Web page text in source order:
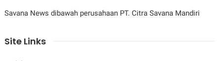
Savana News dibawah perusahaan PT. Citra Savana Mandiri
Site Links